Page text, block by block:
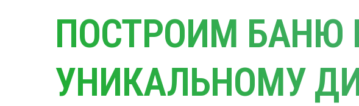
ПОСТРОИМ БАНЮ
УНИКАЛЬНОМУ